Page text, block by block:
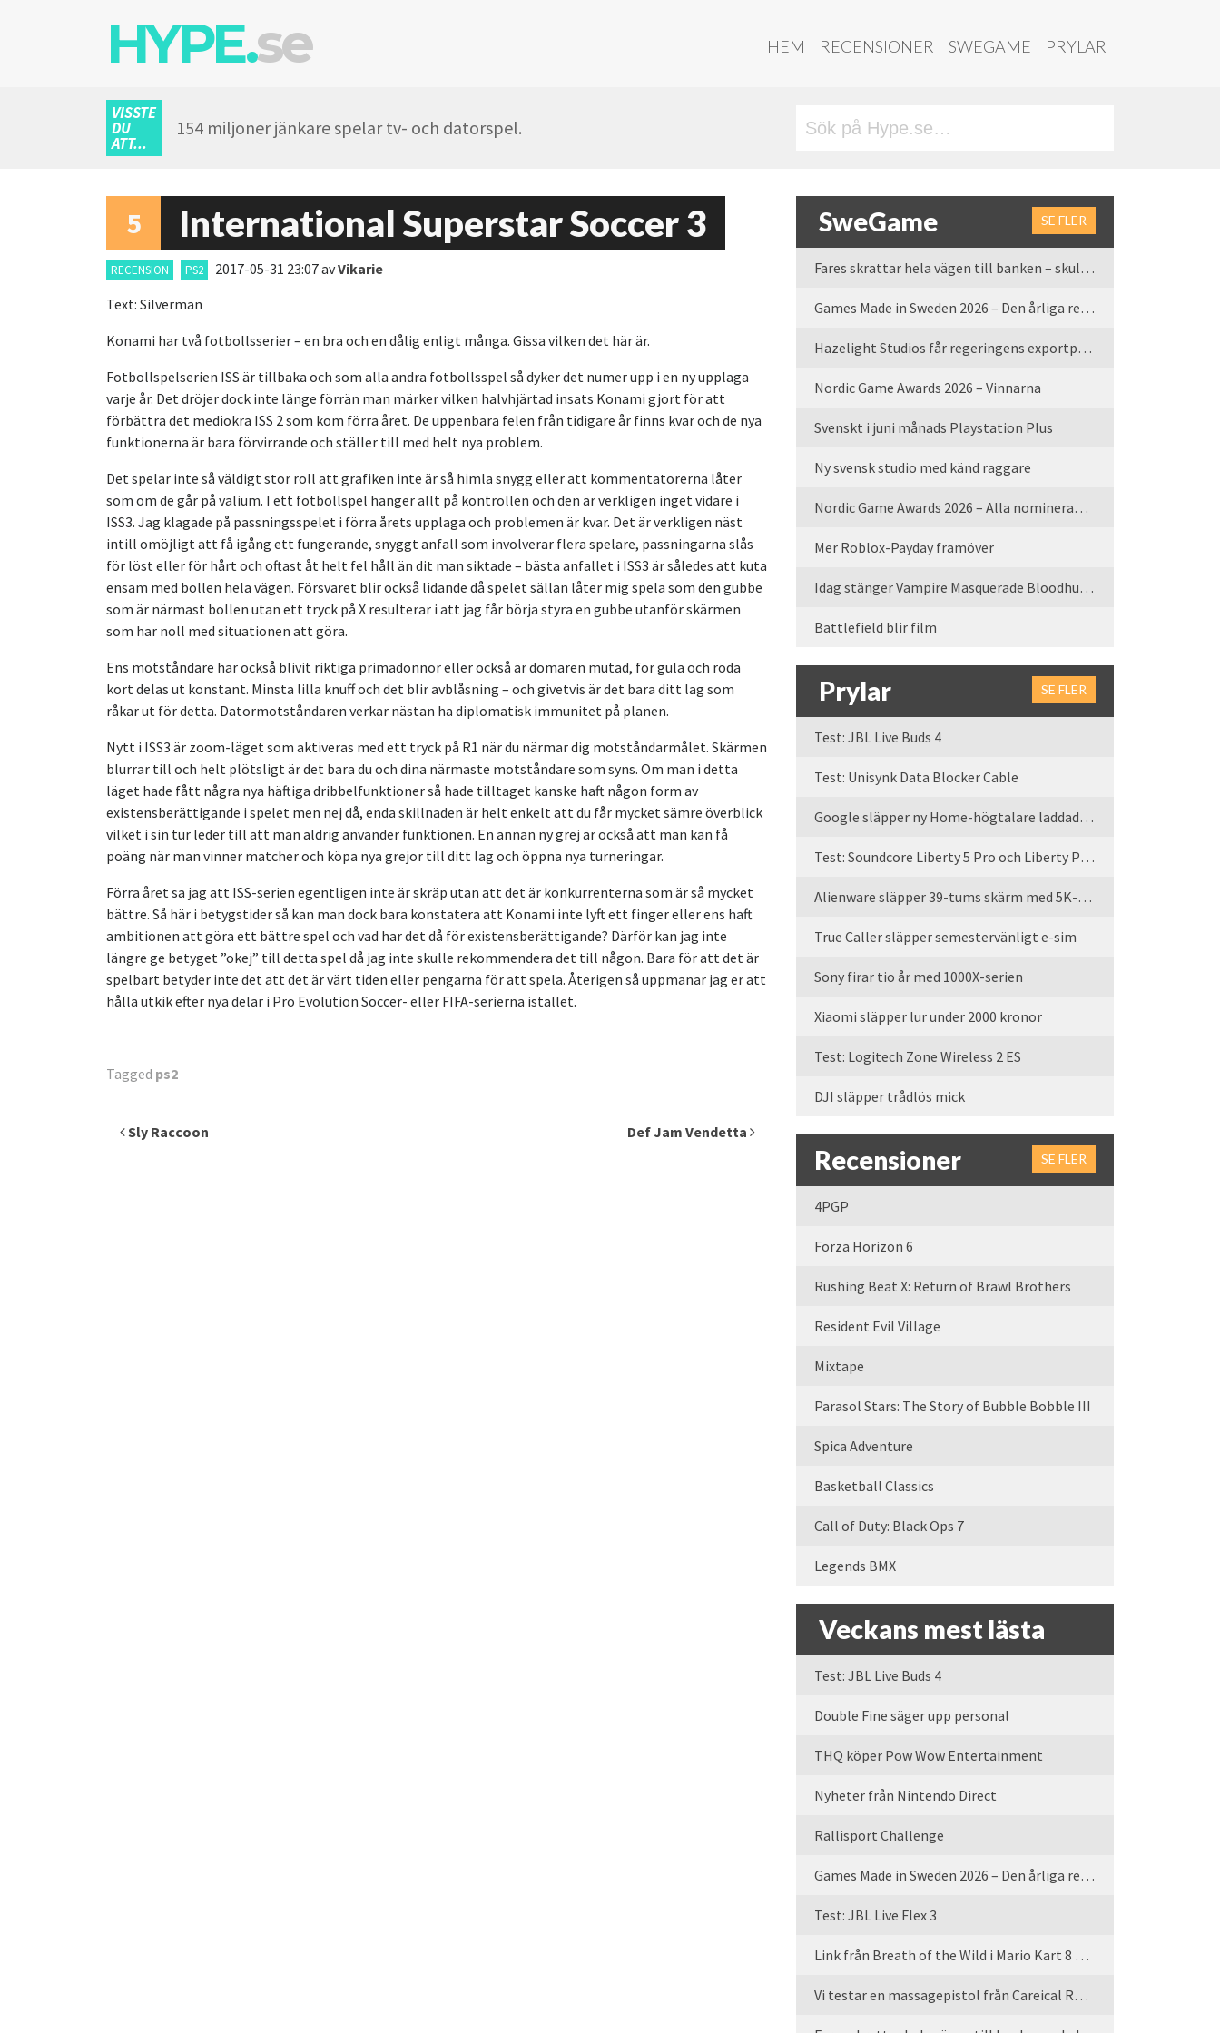
HYPE.se HEM RECENSIONER SWEGAME PRYLAR
VISSTE
DU
ATT...
154 miljoner jänkare spelar tv- och datorspel.
5 International Superstar Soccer 3
RECENSION PS2 2017-05-31 23:07avVikarie
Text: Silverman
Konami har två fotbollsserier – en bra och en dålig enligt många. Gissa vilken det här är.
Fotbollspelserien ISS är tillbaka och som alla andra fotbollsspel så dyker det numer upp i en ny upplaga
varje år. Det dröjer dock inte länge förrän man märker vilken halvhjärtad insats Konami gjort för att
förbättra det mediokra ISS 2 som kom förra året. De uppenbara felen från tidigare år finns kvar och de nya
funktionerna är bara förvirrande och ställer till med helt nya problem.
Det spelar inte så väldigt stor roll att grafiken inte är så himla snygg eller att kommentatorerna låter
som om de går på valium. I ett fotbollspel hänger allt på kontrollen och den är verkligen inget vidare i
ISS3. Jag klagade på passningsspelet i förra årets upplaga och problemen är kvar. Det är verkligen näst
intill omöjligt att få igång ett fungerande, snyggt anfall som involverar flera spelare, passningarna slås
för löst eller för hårt och oftast åt helt fel håll än dit man siktade – bästa anfallet i ISS3 är således att kuta
ensam med bollen hela vägen. Försvaret blir också lidande då spelet sällan låter mig spela som den gubbe
som är närmast bollen utan ett tryck på X resulterar i att jag får börja styra en gubbe utanför skärmen
som har noll med situationen att göra.
Ens motståndare har också blivit riktiga primadonnor eller också är domaren mutad, för gula och röda
kort delas ut konstant. Minsta lilla knuff och det blir avblåsning – och givetvis är det bara ditt lag som
råkar ut för detta. Datormotståndaren verkar nästan ha diplomatisk immunitet på planen.
Nytt i ISS3 är zoom-läget som aktiveras med ett tryck på R1 när du närmar dig motståndarmålet. Skärmen
blurrar till och helt plötsligt är det bara du och dina närmaste motståndare som syns. Om man i detta
läget hade fått några nya häftiga dribbelfunktioner så hade tilltaget kanske haft någon form av
existensberättigande i spelet men nej då, enda skillnaden är helt enkelt att du får mycket sämre överblick
vilket i sin tur leder till att man aldrig använder funktionen. En annan ny grej är också att man kan få
poäng när man vinner matcher och köpa nya grejor till ditt lag och öppna nya turneringar.
Förra året sa jag att ISS-serien egentligen inte är skräp utan att det är konkurrenterna som är så mycket
bättre. Så här i betygstider så kan man dock bara konstatera att Konami inte lyft ett finger eller ens haft
ambitionen att göra ett bättre spel och vad har det då för existensberättigande? Därför kan jag inte
längre ge betyget ”okej” till detta spel då jag inte skulle rekommendera det till någon. Bara för att det är
spelbart betyder inte det att det är värt tiden eller pengarna för att spela. Återigen så uppmanar jag er att
hålla utkik efter nya delar i Pro Evolution Soccer- eller FIFA-serierna istället.
Tagged ps2
Inläggsnavigering
Sly Raccoon Def Jam Vendetta
SweGame SE FLER
Fares skrattar hela vägen till banken – skulle vi tro
Games Made in Sweden 2026 – Den årliga rean är tillbaka
Hazelight Studios får regeringens exportpris 2025
Nordic Game Awards 2026 – Vinnarna
Svenskt i juni månads Playstation Plus
Ny svensk studio med känd raggare
Nordic Game Awards 2026 – Alla nominerade spel
Mer Roblox-Payday framöver
Idag stänger Vampire Masquerade Bloodhunt servrarna
Battlefield blir film
Prylar SE FLER
Test: JBL Live Buds 4
Test: Unisynk Data Blocker Cable
Google släpper ny Home-högtalare laddad med Gemini
Test: Soundcore Liberty 5 Pro och Liberty Pro Max
Alienware släpper 39-tums skärm med 5K-upplösning
True Caller släpper semestervänligt e-sim
Sony firar tio år med 1000X-serien
Xiaomi släpper lur under 2000 kronor
Test: Logitech Zone Wireless 2 ES
DJI släpper trådlös mick
Recensioner SE FLER
4PGP
Forza Horizon 6
Rushing Beat X: Return of Brawl Brothers
Resident Evil Village
Mixtape
Parasol Stars: The Story of Bubble Bobble III
Spica Adventure
Basketball Classics
Call of Duty: Black Ops 7
Legends BMX
Veckans mest lästa
Test: JBL Live Buds 4
Double Fine säger upp personal
THQ köper Pow Wow Entertainment
Nyheter från Nintendo Direct
Rallisport Challenge
Games Made in Sweden 2026 – Den årliga rean är tillbaka
Test: JBL Live Flex 3
Link från Breath of the Wild i Mario Kart 8 Deluxe
Vi testar en massagepistol från Careical Recovery